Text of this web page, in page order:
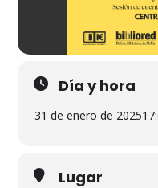
Día y hora
31 de enero de 2025
Lugar